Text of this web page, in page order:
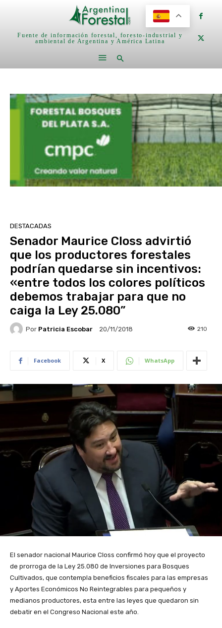
Fuente de información forestal, foresto-industrial y
ambiental de Argentina y América Latina
DESTACADAS
Senador Maurice Closs advirtió
que los productores forestales
podrían quedarse sin incentivos:
«entre todos los colores políticos
debemos trabajar para que no
caiga la Ley 25.080”
Por Patricia Escobar 20/11/2018 210
Facebook X WhatsApp
El senador nacional Maurice Closs confirmó hoy que el proyecto
de prorroga de la Ley 25.080 de Inversiones para Bosques
Cultivados, que contempla beneficios fiscales para las empresas
y Aportes Económicos No Reintegrables para pequeños y
medianos productores, esta entre las leyes que quedaron sin
debatir en el Congreso Nacional este año.